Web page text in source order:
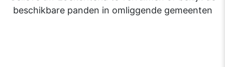
beschikbare panden in omliggende gemeenten